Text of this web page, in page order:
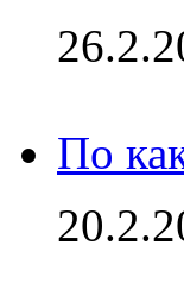
По